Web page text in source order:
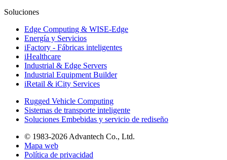
Soluciones
Edge Computing & WISE-Edge
Energía y Servicios
iFactory - Fábricas inteligentes
iHealthcare
Industrial & Edge Servers
Industrial Equipment Builder
iRetail & iCity Services
Rugged Vehicle Computing
Sistemas de transporte inteligente
Soluciones Embebidas y servicio de rediseño
© 1983-2026 Advantech Co., Ltd.
Mapa web
Política de privacidad